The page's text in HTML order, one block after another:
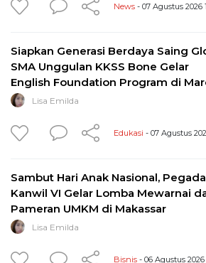
News - 07 Agustus 2026
Siapkan Generasi Berdaya Saing
SMA Unggulan KKSS Bone Gelar
English Foundation Program di
Lisa Emilda
Edukasi - 07 Agustus
Sambut Hari Anak Nasional,
Kanwil VI Gelar Lomba Mewarnai
Pameran UMKM di Makassar
Lisa Emilda
Bisnis - 06 Agustus 2026